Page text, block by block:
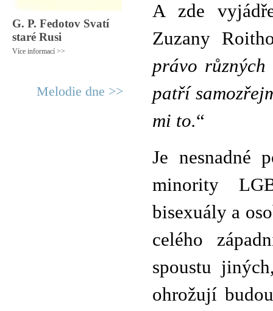
G. P. Fedotov Svatí
staré Rusi
Více informací >>
Melodie dne >>
A zde
Zuzany
právo
patří
mi to.“
Je nesnadné
minority
bisexuály a
celého
spoustu
ohrožují